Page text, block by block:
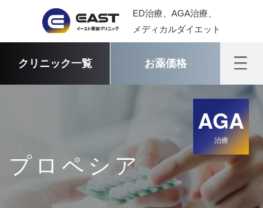
ED治療、AGA治療、
メディカルダイエット
クリニック一覧 お薬価格
AGA
治療
プロペシア